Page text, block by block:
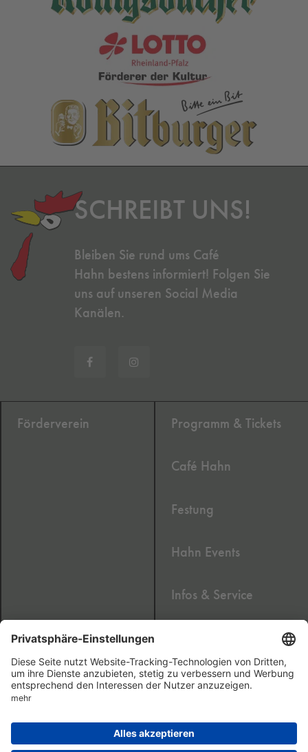
SCHREIBT UNS!
Bleiben Sie rund ums Café
Hahn bestens informiert! Folgen Sie
uns auf unseren Social Media
Kanälen.
Förderverein Programm & Tickets
Café Hahn
Festung
Hahn Events
Infos & Service
2020 © Cafe Hahn GmbH
Impressum AGB Datenschutz